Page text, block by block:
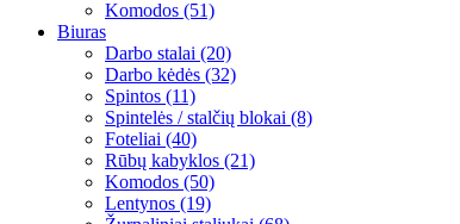
Komodos (51)
Biuras
Darbo stalai (20)
Darbo kėdės (32)
Spintos (11)
Spintelės / stalčių blokai (8)
Foteliai (40)
Rūbų kabyklos (21)
Komodos (50)
Lentynos (19)